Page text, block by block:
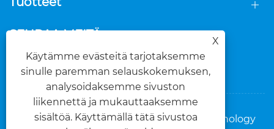
SEURAA MEITÄ
Copyright © 2025 Foshan Dasi Metal Technology
X
Käytämme evästeitä tarjotaksemme
sinulle paremman selauskokemuksen,
analysoidaksemme sivuston
liikennettä ja mukauttaaksemme
sisältöä. Käyttämällä tätä sivustoa